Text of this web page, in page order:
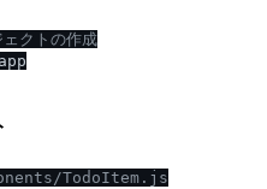
クトの作成
/TodoItem.js